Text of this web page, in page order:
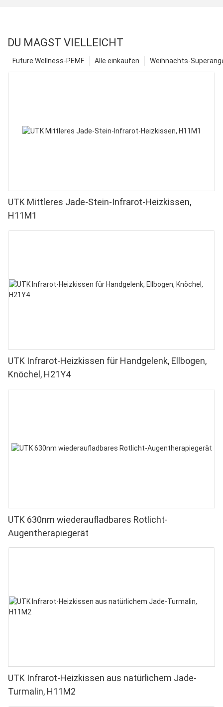
DU MAGST VIELLEICHT
Weihnachts-
Alle einkaufen
Future Wellness-PEMF
UTK Mittleres Jade-Stein-Infrarot-Heizkissen,
H11M1
UTK Infrarot-Heizkissen für Handgelenk, Ellbogen,
Knöchel, H21Y4
UTK 630nm wiederaufladbares Rotlicht-
Augentherapiegerät
UTK Infrarot-Heizkissen aus natürlichem Jade-
Turmalin, H11M2